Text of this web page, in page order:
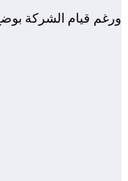
ورغم قيام الشركة